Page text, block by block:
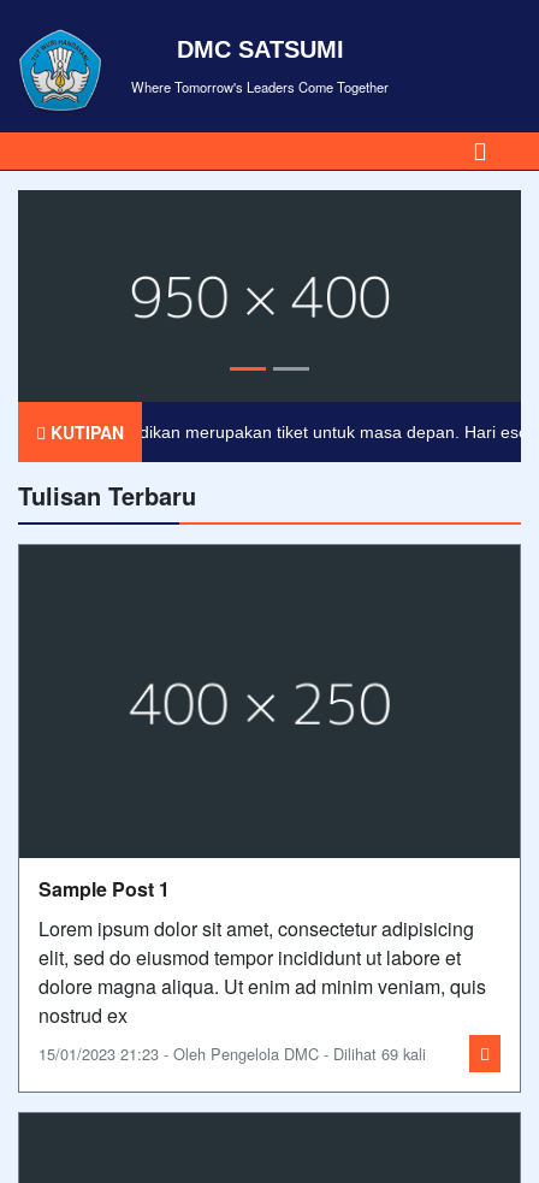
DMC SATSUMI
Where Tomorrow's Leaders Come Together
KUTIPAN
Pendidikan merupakan tiket untuk masa depan. Hari esok
Tulisan Terbaru
Sample Post 1
Lorem ipsum dolor sit amet, consectetur adipisicing
elit, sed do eiusmod tempor incididunt ut labore et
dolore magna aliqua. Ut enim ad minim veniam, quis
nostrud ex
15/01/2023 21:23 - Oleh Pengelola DMC - Dilihat 69 kali